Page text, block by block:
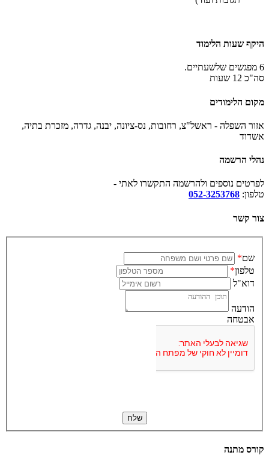
היקף שעות הלימוד
6 מפגשים שלשעתיים.
סה"כ 12 שעות
מקום הלימודים
אזור השפלה - ראשל"צ, רחובות, נס-ציונה, יבנה, גדרה, מזכרת בתיה,
אשדוד
נהלי הרשמה
לפרטים נוספים ולהרשמה התקשרו לאתי -
טלפון: 052-3253768
צור קשר
שם*
טלפון*
דוא"ל
הודעה
אבטחה
קורס מתנה